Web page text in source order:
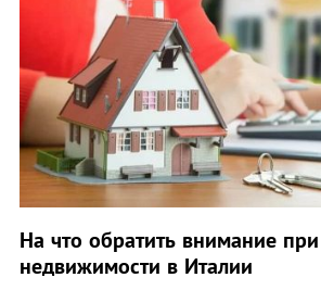
На что обратить внимание
недвижимости в Италии